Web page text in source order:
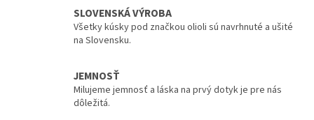
SLOVENSKÁ VÝROBA
Všetky kúsky pod značkou olioli sú navrhnuté a ušité
na Slovensku.
JEMNOSŤ
Milujeme jemnosť a láska na prvý dotyk je pre nás
dôležitá.